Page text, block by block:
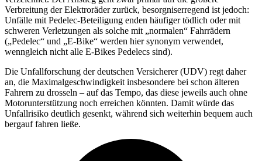
Verbreitung der Elektroräder zurück, besorgniserregend ist jedoch:
Unfälle mit Pedelec-Beteiligung enden häufiger tödlich oder mit
schweren Verletzungen als solche mit „normalen“ Fahrrädern
(„Pedelec“ und „E-Bike“ werden hier synonym verwendet,
wenngleich nicht alle E-Bikes Pedelecs sind).
Die Unfallforschung der deutschen Versicherer (UDV) regt daher
an, die Maximalgeschwindigkeit insbesondere bei schon älteren
Fahrern zu drosseln – auf das Tempo, das diese jeweils auch ohne
Motorunterstützung noch erreichen könnten. Damit würde das
Unfallrisiko deutlich gesenkt, während sich weiterhin bequem auch
bergauf fahren ließe.